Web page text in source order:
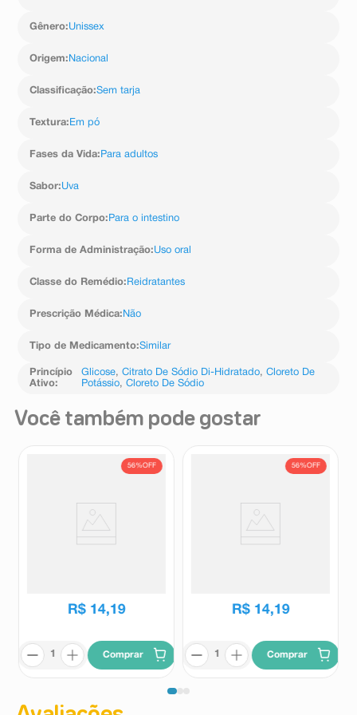
mEq/L, potássio 20 mEq/L, cloreto 80 mEq/L, citrato 30
Gênero:Unissex
Origem: Nacional
Classificação:Sem tarja
Textura: Em pó
Fases da Vida: Para adultos
Sabor:Uva
Parte do Corpo: Para o intestino
Forma de Administração:Uso oral
Classe do Remédio: Reidratantes
Prescrição Médica: Não
Tipo de Medicamento:Similar
Princípio
Ativo:
Glicose, Citrato De Sódio Di-Hidratado, Cloreto De
Potássio, Cloreto De Sódio
Você também pode gostar
56%OFF
R$ 14,19
Comprar
56%OFF
R$ 14,19
Comprar